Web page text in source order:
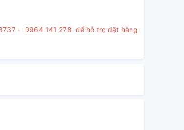
- 0964 141 278 để hỗ trợ đặt hàng